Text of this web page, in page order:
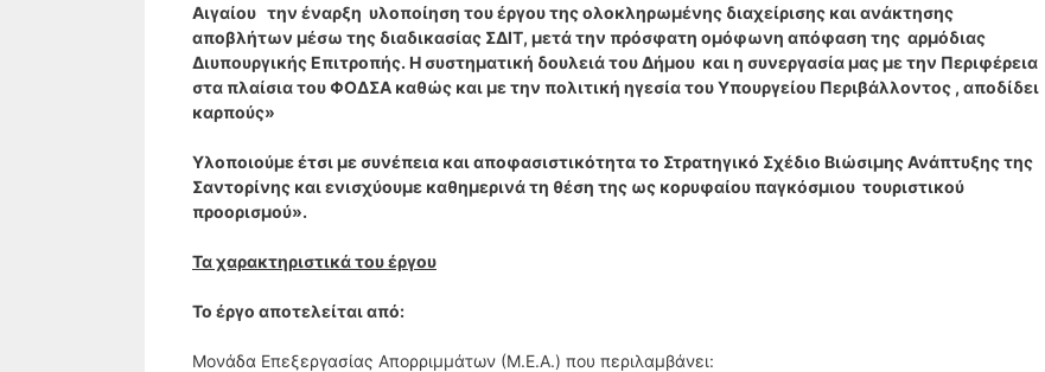
Αιγαίου την έναρξη υλοποίηση του έργου της ολοκληρωμένης διαχείρισης και ανάκτησης
αποβλήτων μέσω της διαδικασίας ΣΔΙΤ, μετά την πρόσφατη ομόφωνη απόφαση της αρμόδιας
Διυπουργικής Επιτροπής. Η συστηματική δουλειά του Δήμου και η συνεργασία μας με την Περιφέρεια
στα πλαίσια του ΦΟΔΣΑ καθώς και με την πολιτική ηγεσία του Υπουργείου Περιβάλλοντος , αποδίδει
καρπούς»
Υλοποιούμε έτσι με συνέπεια και αποφασιστικότητα το Στρατηγικό Σχέδιο Βιώσιμης Ανάπτυξης της
Σαντορίνης και ενισχύουμε καθημερινά τη θέση της ως κορυφαίου παγκόσμιου τουριστικού
προορισμού».
Τα χαρακτηριστικά του έργου
Το έργο αποτελείται από:
Μονάδα Επεξεργασίας Απορριμμάτων (Μ.Ε.Α.) που περιλαμβάνει: